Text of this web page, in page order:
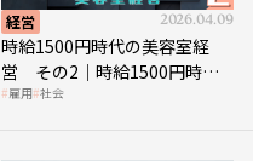
経営 2026.04.09
時給1500円時代の美容室経
営 その2｜時給1500円時代
に支払う給与はいくらなのか
雇用 社会